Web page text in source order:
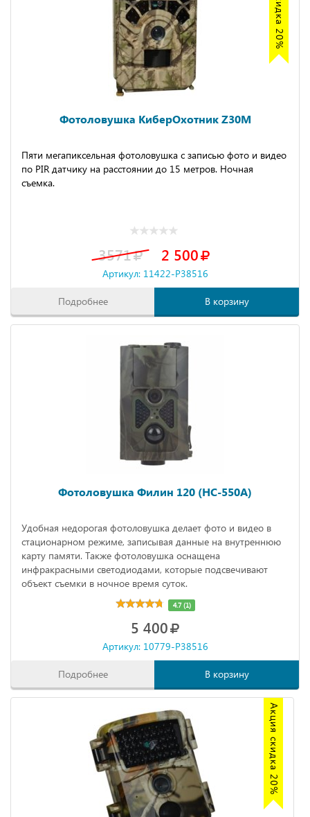
Фотоловушка КиберОхотник Z30M
Пяти мегапиксельная фотоловушка с записью фото и видео
по PIR датчику на расстоянии до 15 метров. Ночная
съемка.
3571 2 500
Артикул: 11422-P38516
Подробнее В корзину
Фотоловушка Филин 120 (HC-550A)
Удобная недорогая фотоловушка делает фото и видео в
стационарном режиме, записывая данные на внутреннюю
карту памяти. Также фотоловушка оснащена
инфракрасными светодиодами, которые подсвечивают
объект съемки в ночное время суток.
4.7 (1)
5 400
Артикул: 10779-P38516
Подробнее В корзину
Акция скидка 20%